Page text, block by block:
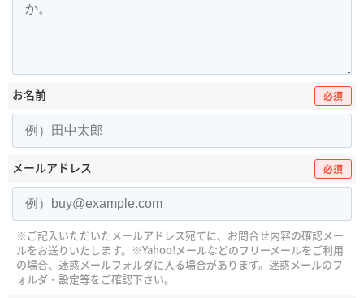
お名前 必須
メールアドレス 必須
※ご記入いただいたメールアドレス宛てに、お問合せ内容の確認メー
ルをお送りいたします。 ※Yahoo!メールなどのフリーメールをご利用
の場合、迷惑メールフォルダに入る場合があります。 迷惑メールのフ
ォルダ・設定等をご確認下さい。